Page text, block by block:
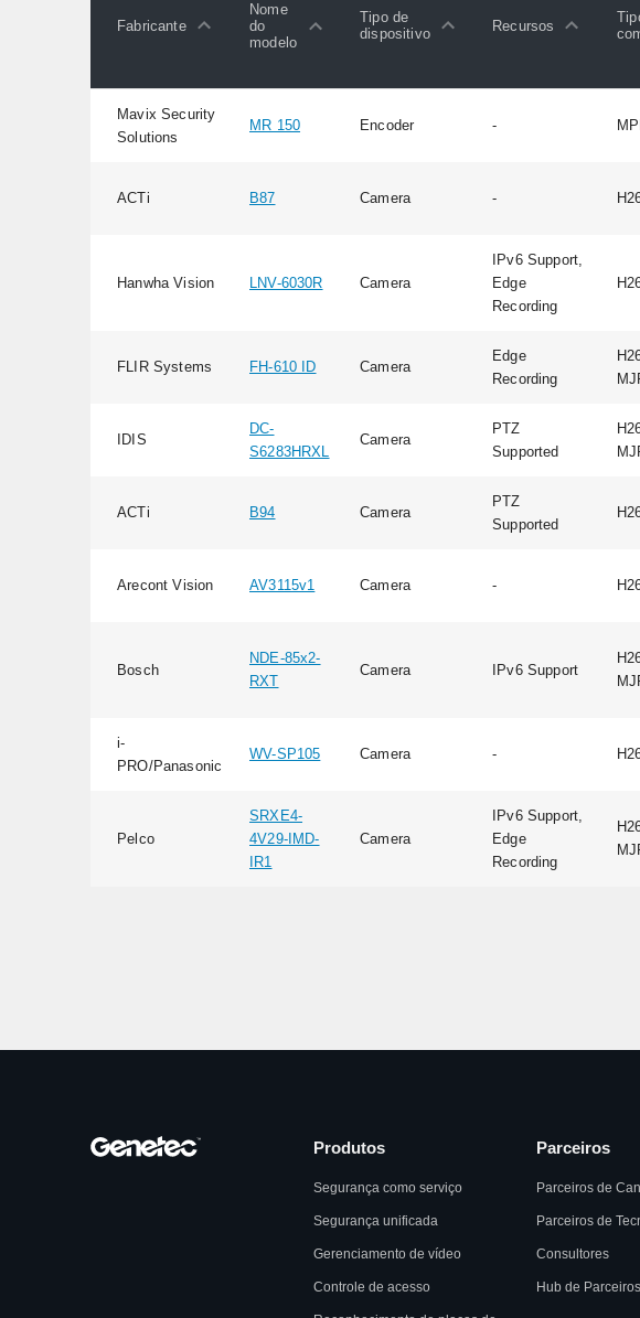
Fabricante
Nome
do
modelo
Tipo de
dispositivo
Recursos
Mavix Security
Solutions
MR 150 Encoder -
ACTi B87 Camera -
Hanwha Vision LNV-6030R Camera
IPv6 Support,
Edge
Recording
FLIR Systems FH-610 ID Camera
Edge
Recording
IDIS
DC-
S6283HRXL
Camera
PTZ
Supported
ACTi B94 Camera
PTZ
Supported
Arecont Vision AV3115v1 Camera -
Bosch
NDE-85x2-
RXT
Camera IPv6 Support
i-
PRO/Panasonic
WV-SP105 Camera -
Pelco
SRXE4-
4V29-IMD-
IR1
Camera
IPv6 Support,
Edge
Recording
Produtos
Segurança como serviço
Segurança unificada
Gerenciamento de vídeo
Controle de acesso
Parceiros
Parceiros de
Parceiros de
Consultores
Hub de